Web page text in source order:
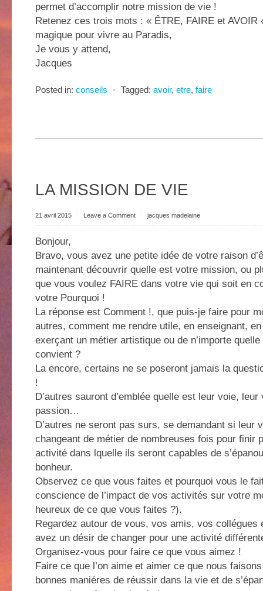
permet d’accomplir notre mission de vie !
Retenez ces trois mots : « ÊTRE, FAIRE et AVOIR
magique pour vivre au Paradis,
Je vous y attend,
Jacques
Posted in: conseils ⋅ Tagged: avoir, etre, faire
LA MISSION DE VIE
21 avril 2015 ⋅ Leave a Comment ⋅ jacques madelaine
Bonjour,
Bravo, vous avez une petite idée de votre raison
maintenant découvrir quelle est votre mission, ou
que vous voulez FAIRE dans votre vie qui soit en
votre Pourquoi !
La réponse est Comment !, que puis-je faire pour
autres, comment me rendre utile, en enseignant,
exerçant un métier artistique ou de n’importe
convient ?
La encore, certains ne se poseront jamais la
!
D’autres sauront d’emblée quelle est leur voie,
passion…
D’autres ne seront pas surs, se demandant si leur
changeant de métier de nombreuses fois pour finir
activité dans lquelle ils seront capables de
bonheur.
Observez ce que vous faites et pourquoi vous le
conscience de l’impact de vos activités sur votre
heureux de ce que vous faites ?).
Regardez autour de vous, vos amis, vos collégues
avez un désir de changer pour une activité
Organisez-vous pour faire ce que vous aimez !
Faire ce que l’on aime et aimer ce que nous
bonnes maniéres de réussir dans la vie et de